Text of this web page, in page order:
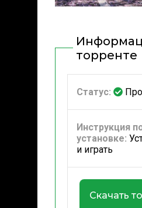
торренте
Статус:
Инструкция
установке:
и играть
Скачать